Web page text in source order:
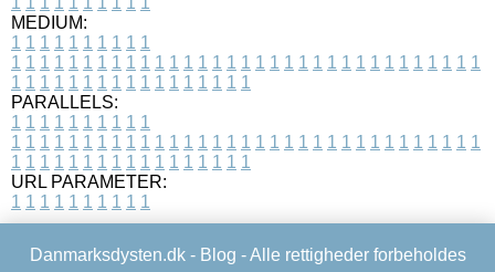
MEDIUM:
1 1 1 1 1 1 1 1 1 1
1 1 1 1 1 1 1 1 1 1 1 1 1 1 1 1 1 1 1 1 1 1 1 1 1 1 1 1 1 1 1 1 1
1 1 1 1 1 1 1 1 1 1 1 1 1 1 1 1 1
PARALLELS:
1 1 1 1 1 1 1 1 1 1
1 1 1 1 1 1 1 1 1 1 1 1 1 1 1 1 1 1 1 1 1 1 1 1 1 1 1 1 1 1 1 1 1
1 1 1 1 1 1 1 1 1 1 1 1 1 1 1 1 1
URL PARAMETER:
1 1 1 1 1 1 1 1 1 1
Danmarksdysten.dk - Blog - Alle rettigheder forbeholdes